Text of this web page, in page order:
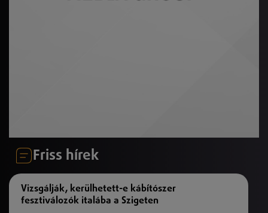
Friss hírek
Vizsgálják, kerülhetett-e kábítószer
fesztiválozók italába a Szigeten